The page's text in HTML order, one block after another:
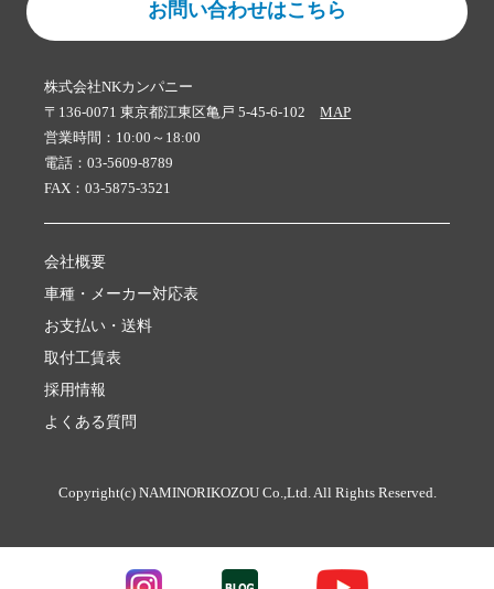
お問い合わせはこちら
株式会社NKカンパニー
〒136-0071 東京都江東区亀戸 5-45-6-102MAP
営業時間：10:00～18:00
電話：03-5609-8789
FAX：03-5875-3521
会社概要
車種・メーカー対応表
お支払い・送料
取付工賃表
採用情報
よくある質問
Copyright(c) NAMINORIKOZOU Co.,Ltd. All Rights Reserved.